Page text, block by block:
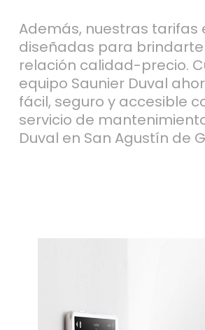
Además, nuestras tarifas
diseñadas para
relación calidad-precio.
equipo Saunier Duval
fácil, seguro y accesible
servicio de
Duval en San Agustín de